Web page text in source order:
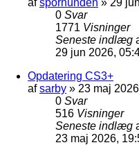
0 Svar
1771 Visninger
Seneste indlæg
29 jun 2026,
Opdatering CS3+
afsarby » 23 maj
0 Svar
516 Visninger
Seneste indlæg
23 maj 2026,